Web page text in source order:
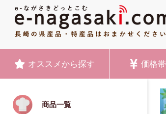
オススメ から探す 価格帯
商品一覧